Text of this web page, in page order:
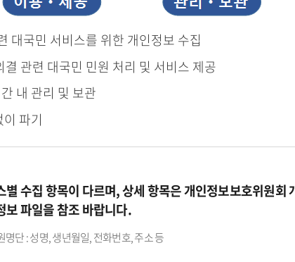
대국민 서비스를 위한 개인정보 수집
관련 대국민 민원 처리 및 서비스 제공
내 관리 및 보관
파기
별 수집 항목이 다르며, 상세 항목은 개인정보보호위원회
보 파일을 참조 바랍니다.
명단 : 성명, 생년월일, 전화번호, 주소 등